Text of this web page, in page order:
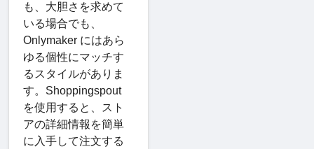
も、大胆さを求めて
いる場合でも、
Onlymaker にはあら
ゆる個性にマッチす
るスタイルがありま
す。Shoppingspout
を使用すると、スト
アの詳細情報を簡単
に入手して注文する